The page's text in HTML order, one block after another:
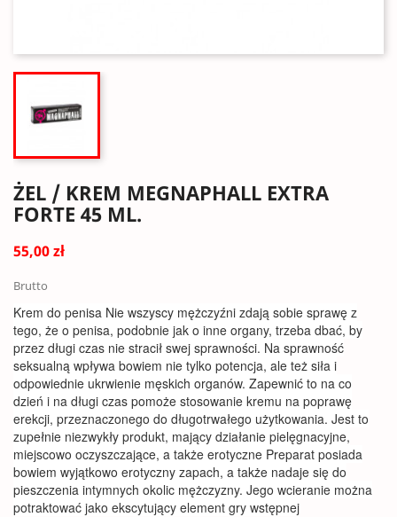
ŻEL / KREM MEGNAPHALL EXTRA
FORTE 45 ML.
55,00 zł
Brutto
Krem do penisa Nie wszyscy mężczyźni zdają sobie sprawę z
tego, że o penisa, podobnie jak o inne organy, trzeba dbać, by
przez długi czas nie stracił swej sprawności. Na sprawność
seksualną wpływa bowiem nie tylko potencja, ale też siła i
odpowiednie ukrwienie męskich organów. Zapewnić to na co
dzień i na długi czas pomoże stosowanie kremu na poprawę
erekcji, przeznaczonego do długotrwałego użytkowania. Jest to
zupełnie niezwykły produkt, mający działanie pielęgnacyjne,
miejscowo oczyszczające, a także erotyczne Preparat posiada
bowiem wyjątkowo erotyczny zapach, a także nadaje się do
pieszczenia intymnych okolic mężczyzny. Jego wcieranie można
potraktować jako ekscytujący element gry wstępnej